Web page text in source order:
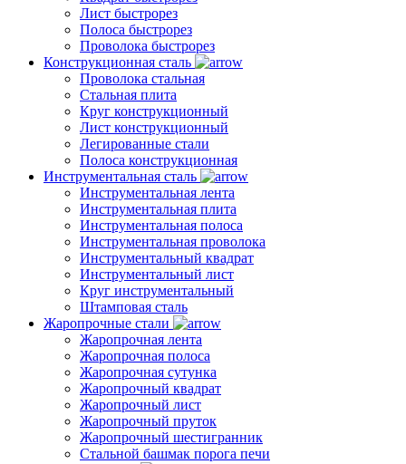
Лист быстрорез
Полоса быстрорез
Проволока быстрорез
Конструкционная сталь
Проволока стальная
Стальная плита
Круг конструкционный
Лист конструкционный
Легированные стали
Полоса конструкционная
Инструментальная сталь
Инструментальная лента
Инструментальная плита
Инструментальная полоса
Инструментальная проволока
Инструментальный квадрат
Инструментальный лист
Круг инструментальный
Штамповая сталь
Жаропрочные стали
Жаропрочная лента
Жаропрочная полоса
Жаропрочная сутунка
Жаропрочный квадрат
Жаропрочный лист
Жаропрочный пруток
Жаропрочный шестигранник
Стальной башмак порога печи